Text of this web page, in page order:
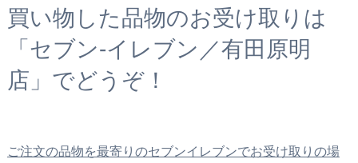
買い物した品物のお受け取りは
「セブン‐イレブン／有田原明
店」でどうぞ！
ご注文の品物を最寄りのセブンイレブンでお受け取りの場